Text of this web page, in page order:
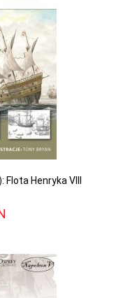
Henryka VIII